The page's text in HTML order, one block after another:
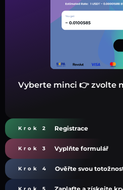
Vyberte minci 👉 zvolte
Krok 2 Registrace
Krok 3 Vyplňte formulář
Krok 4 Ověřte svou